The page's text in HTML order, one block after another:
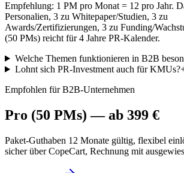
Empfehlung: 1 PM pro Monat = 12 pro Jahr.
Personalien, 3 zu Whitepaper/Studien, 3 zu
Awards/Zertifizierungen, 3 zu Funding/
(50 PMs) reicht für 4 Jahre PR-Kalender.
Welche Themen funktionieren in B2B
Lohnt sich PR-Investment auch für KMUs?
Empfohlen fürB2B-Unternehmen
Pro (50 PMs) — ab 399 €
Paket-Guthaben 12 Monate gültig, flexibel
sicher über CopeCart, Rechnung mit